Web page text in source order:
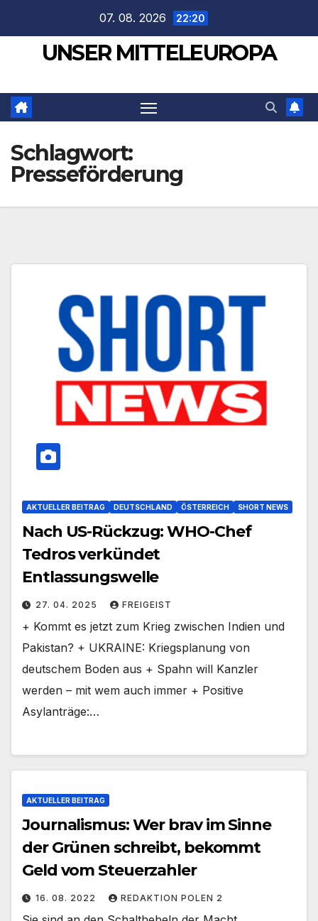
springen
07. 08. 2026 22:20
UNSER MITTELEUROPA
Schlagwort:
Presseförderung
AKTUELLER BEITRAG DEUTSCHLAND ÖSTERREICH SHORT NEWS
Nach US-Rückzug: WHO-Chef
Tedros verkündet
Entlassungswelle
27. 04. 2025 FREIGEIST
+ Kommt es jetzt zum Krieg zwischen Indien und
Pakistan? + UKRAINE: Kriegsplanung von
deutschem Boden aus + Spahn will Kanzler
werden – mit wem auch immer + Positive
Asylanträge:…
AKTUELLER BEITRAG
Journalismus: Wer brav im Sinne
der Grünen schreibt, bekommt
Geld vom Steuerzahler
16. 08. 2022 REDAKTION POLEN 2